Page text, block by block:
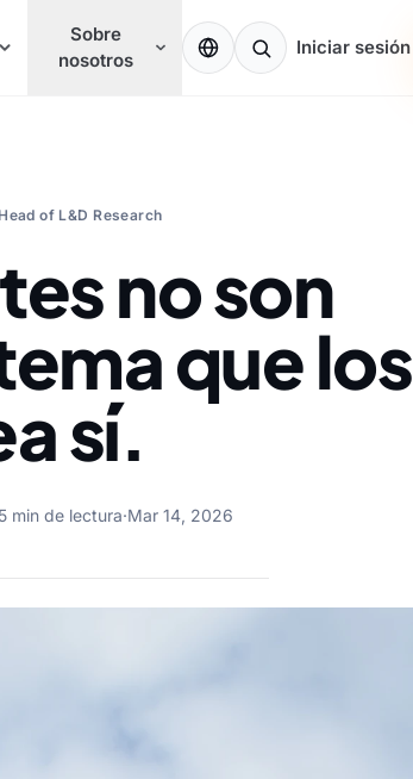
Sobre
nosotros
EN Iniciar sesión
of L&D Research
no son
que los
sí.
5 min de lectura·Mar 14, 2026